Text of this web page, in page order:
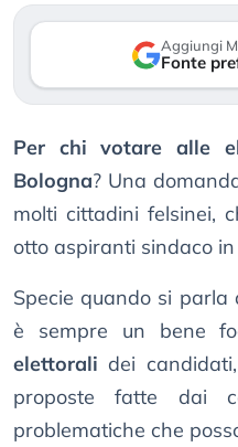
Aggiungi
Fonte
Per chi votare alle
Bologna? Una
molti cittadini felsinei,
otto aspiranti sindaco in
Specie quando si parla
è sempre un bene
elettoralidei
proposte fatte dai
problematiche che